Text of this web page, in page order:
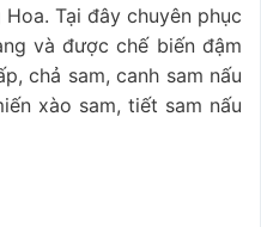
Tại đây chuyên phục
và được chế biến đậm
chả sam, canh sam nấu
xào sam, tiết sam nấu